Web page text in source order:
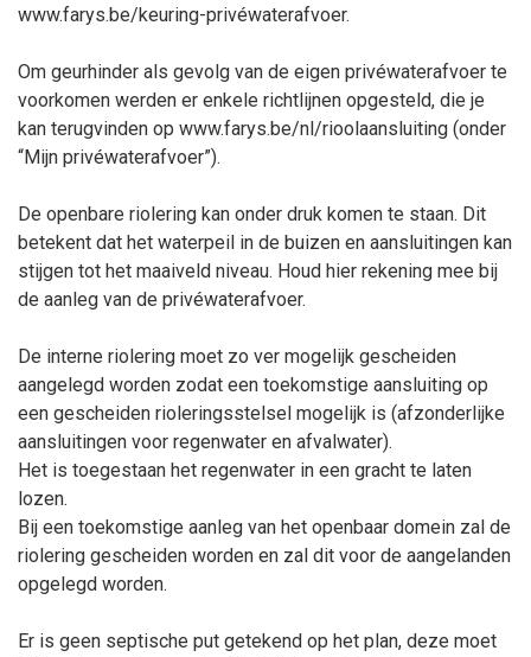
www.farys.be/keuring-privéwaterafvoer.
Om geurhinder als gevolg van de eigen privéwaterafvoer te
voorkomen werden er enkele richtlijnen opgesteld, die je
kan terugvinden op www.farys.be/nl/rioolaansluiting (onder
“Mijn privéwaterafvoer”).
De openbare riolering kan onder druk komen te staan. Dit
betekent dat het waterpeil in de buizen en aansluitingen kan
stijgen tot het maaiveld niveau. Houd hier rekening mee bij
de aanleg van de privéwaterafvoer.
De interne riolering moet zo ver mogelijk gescheiden
aangelegd worden zodat een toekomstige aansluiting op
een gescheiden rioleringsstelsel mogelijk is (afzonderlijke
aansluitingen voor regenwater en afvalwater).
Het is toegestaan het regenwater in een gracht te laten
lozen.
Bij een toekomstige aanleg van het openbaar domein zal de
riolering gescheiden worden en zal dit voor de aangelanden
opgelegd worden.
Er is geen septische put getekend op het plan, deze moet